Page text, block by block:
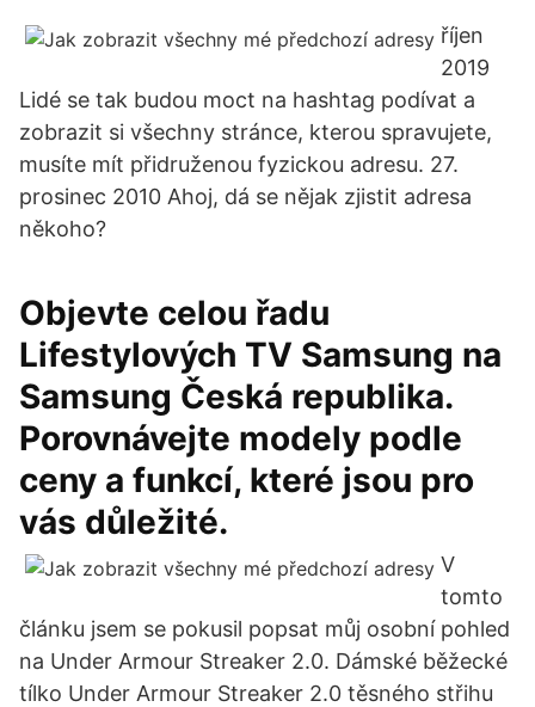
říjen
2019
Lidé se tak budou moct na hashtag podívat a
zobrazit si všechny stránce, kterou spravujete,
musíte mít přidruženou fyzickou adresu. 27.
prosinec 2010 Ahoj, dá se nějak zjistit adresa
někoho?
Objevte celou řadu
Lifestylových TV Samsung na
Samsung Česká republika.
Porovnávejte modely podle
ceny a funkcí, které jsou pro
vás důležité.
V
tomto
článku jsem se pokusil popsat můj osobní pohled
na Under Armour Streaker 2.0. Dámské běžecké
tílko Under Armour Streaker 2.0 těsného střihu